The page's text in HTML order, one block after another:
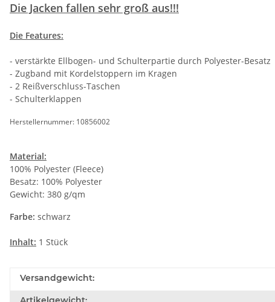
Die Jacken fallen sehr groß aus!!!
Die Features:
- verstärkte Ellbogen- und Schulterpartie durch Polyester-Besatz
- Zugband mit Kordelstoppern im Kragen
- 2 Reißverschluss-Taschen
- Schulterklappen
Herstellernummer: 10856002
Material:
100% Polyester (Fleece)
Besatz: 100% Polyester
Gewicht: 380 g/qm
Farbe: schwarz
Inhalt: 1 Stück
Versandgewicht: